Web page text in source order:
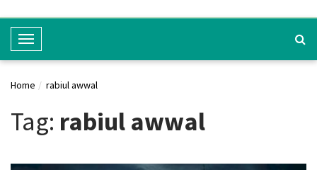
T
o
g
e
a
Home rabiul awwal
Tag: rabiul awwal